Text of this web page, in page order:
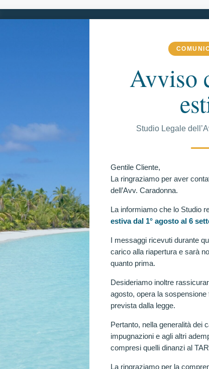
Avviso
Studio Legale
Gentile Cliente,
La ringraziamo per aver
dell’Avv. Caradonna.
La informiamo che lo Studio
estiva dal 1° agosto al 6
I messaggi ricevuti durante
carico alla riapertura e sarà
quanto prima.
Desideriamo inoltre
agosto, opera la
prevista dalla legge.
Pertanto, nella generalità dei
impugnazioni e agli altri
compresi quelli dinanzi al
La ringraziamo per la
per 1227 allievi agenti della Polizia di Stato per mancato
ha ottenuto l’accoglimento del ricorso proposto al Tar Lazio
del concorso per 1227 allievi agenti della Polizia di Stato